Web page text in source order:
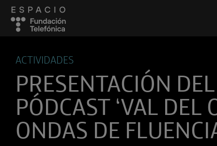
ACTIVIDADES
PRESENTACIÓN DEL
PÓDCAST ‘VAL DEL
ONDAS DE